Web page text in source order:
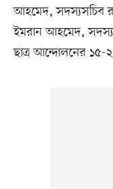
আহমেদ, সদস্যসচিব
ইমরান আহমেদ,
ছাত্র আন্দোলনের ১৫-